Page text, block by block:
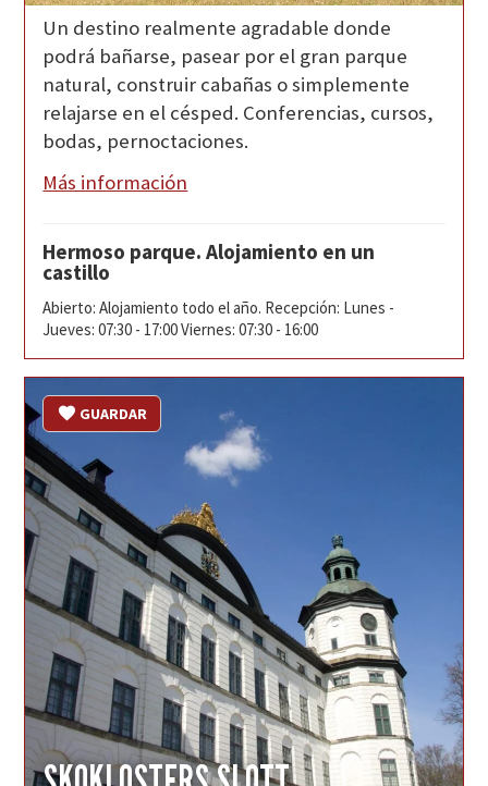
Un destino realmente agradable donde
podrá bañarse, pasear por el gran parque
natural, construir cabañas o simplemente
relajarse en el césped. Conferencias, cursos,
bodas, pernoctaciones.
Más información
Hermoso parque. Alojamiento en un
castillo
Abierto: Alojamiento todo el año. Recepción: Lunes -
Jueves: 07:30 - 17:00 Viernes: 07:30 - 16:00
GUARDAR